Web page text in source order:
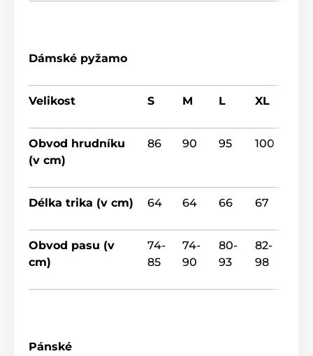
Dámské pyžamo
Velikost S M L XL
Obvod hrudníku
(v cm)
86 90 95 100
Délka trika (v cm) 64 64 66 67
Obvod pasu (v
cm)
74-
85
74-
90
80-
93
82-
98
Pánské